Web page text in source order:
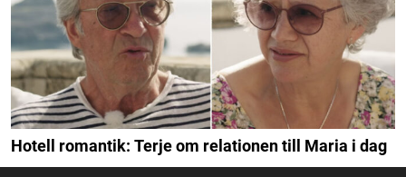
Hotell romantik: Terje om relationen till Maria i dag